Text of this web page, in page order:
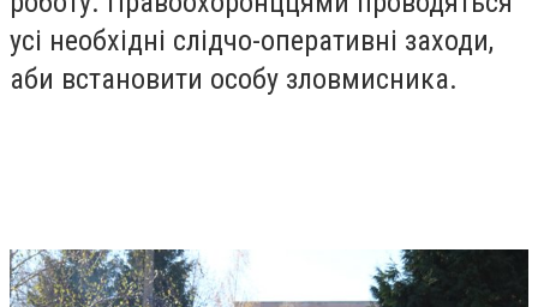
усі необхідні слідчо-оперативні заходи,
аби встановити особу зловмисника.